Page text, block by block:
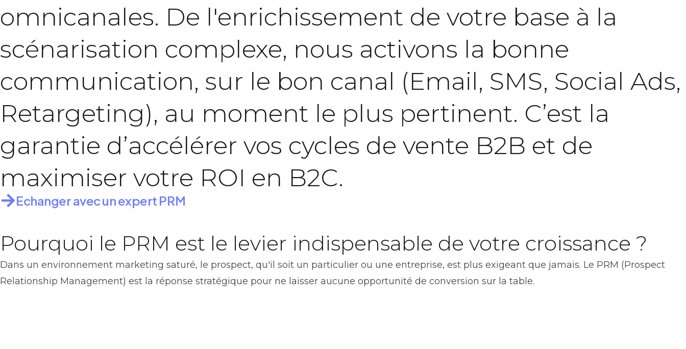
omnicanales. De l'enrichissement de votre base à la
scénarisation complexe, nous activons la bonne
communication, sur le bon canal (Email, SMS, Social Ads,
Retargeting), au moment le plus pertinent. C’est la
garantie d’accélérer vos cycles de vente B2B et de
maximiser votre ROI en B2C.
Echanger avec un expert PRM
Pourquoi le PRM est le levier indispensable de votre croissance ?
Dans un environnement marketing saturé, le prospect, qu'il soit un particulier ou une entreprise, est plus exigeant que jamais. Le PRM (Prospect
Relationship Management) est la réponse stratégique pour ne laisser aucune opportunité de conversion sur la table.